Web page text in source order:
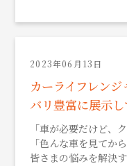
2023年06月13日
カーライフレン
バリ豊富に展示
「車が必要だけど、
「色んな車を見てか
皆さまの悩みを解決